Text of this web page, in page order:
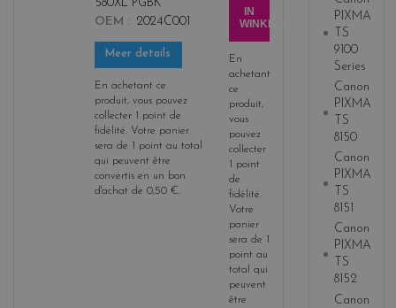
580XL PGBK
OEM
2024C001
Meer details
En achetant ce
produit, vous pouvez
collecter 1 point de
fidélité. Votre panier
sera de 1 point au total
qui peuvent être
convertis en un bon
d'achat de 0,50 €.
IN
WINKELWAGEN
En
achetant
ce
produit,
vous
pouvez
collecter
1 point
de
fidélité.
Votre
panier
sera de 1
point au
total qui
peuvent
être
PIXMA
TS
9100
Series
Canon
PIXMA
TS
8150
Canon
PIXMA
TS
8151
Canon
PIXMA
TS
8152
Canon